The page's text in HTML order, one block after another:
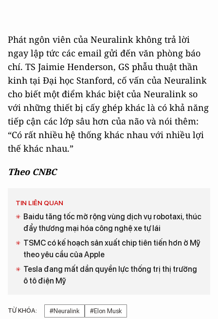
Phát ngôn viên của Neuralink không trả lời
ngay lập tức các email gửi đến văn phòng báo
chí. TS Jaimie Henderson, GS phẫu thuật thần
kinh tại Đại học Stanford, cố vấn của Neuralink
cho biết một điểm khác biệt của Neuralink so
với những thiết bị cấy ghép khác là có khả năng
tiếp cận các lớp sâu hơn của não và nói thêm:
“Có rất nhiều hệ thống khác nhau với nhiều lợi
thế khác nhau.”
Theo CNBC
TIN LIÊN QUAN
Baidu tăng tốc mở rộng vùng dịch vụ robotaxi, thúc
đẩy thương mại hóa công nghệ xe tự lái
TSMC có kế hoạch sản xuất chip tiên tiến hơn ở Mỹ
theo yêu cầu của Apple
Tesla đang mất dần quyền lực thống trị thị trường
ô tô điện Mỹ
TỪ KHÓA: #Neuralink #Elon Musk